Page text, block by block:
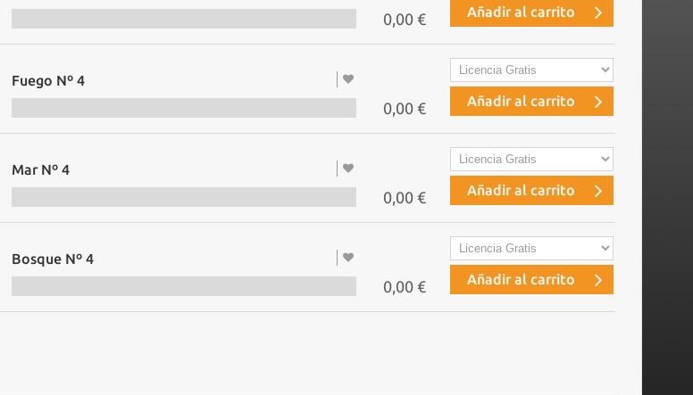
0,00 € Añadir al carrito
Fuego Nº 4
0,00 € Añadir al carrito
Mar Nº 4
0,00 € Añadir al carrito
Bosque Nº 4
0,00 € Añadir al carrito